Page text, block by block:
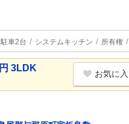
駐車2台 システムキッチン 所有権
3LDK
お気に